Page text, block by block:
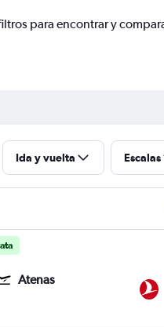
para encontrar y
Ida y vuelta Escalas
Atenas
Panama City Tocumen Intl